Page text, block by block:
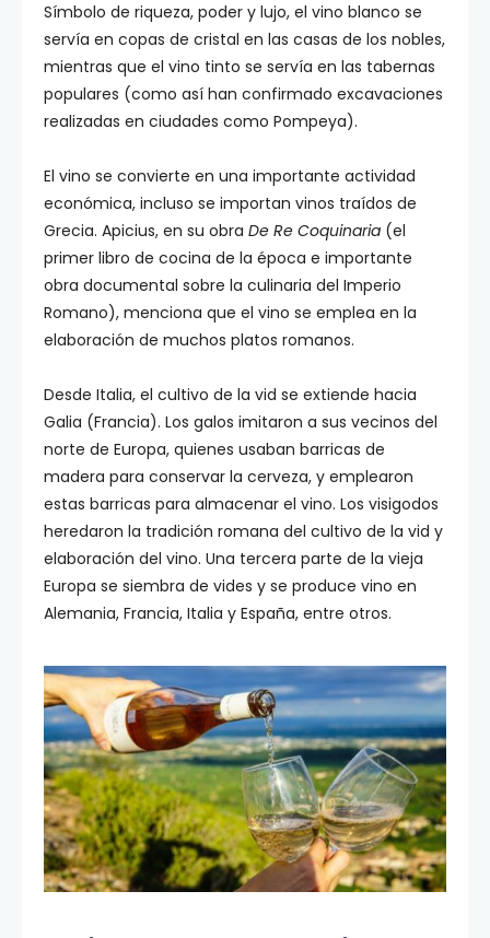
Símbolo de riqueza, poder y lujo, el vino blanco se
servía en copas de cristal en las casas de los nobles,
mientras que el vino tinto se servía en las tabernas
populares (como así han confirmado excavaciones
realizadas en ciudades como Pompeya).
El vino se convierte en una importante actividad
económica, incluso se importan vinos traídos de
Grecia. Apicius, en su obra De Re Coquinaria (el
primer libro de cocina de la época e importante
obra documental sobre la culinaria del Imperio
Romano), menciona que el vino se emplea en la
elaboración de muchos platos romanos.
Desde Italia, el cultivo de la vid se extiende hacia
Galia (Francia). Los galos imitaron a sus vecinos del
norte de Europa, quienes usaban barricas de
madera para conservar la cerveza, y emplearon
estas barricas para almacenar el vino. Los visigodos
heredaron la tradición romana del cultivo de la vid y
elaboración del vino. Una tercera parte de la vieja
Europa se siembra de vides y se produce vino en
Alemania, Francia, Italia y España, entre otros.